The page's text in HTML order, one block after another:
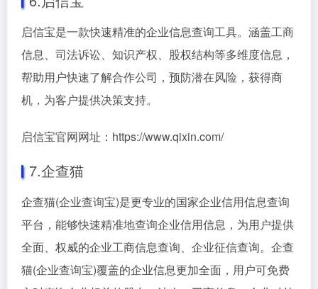
启信宝是一款快速精准的企业信息查询工具。涵盖工商
信息、司法诉讼、知识产权、股权结构等多维度信息，
帮助用户快速了解合作公司，预防潜在风险，获得商
机，为客户提供决策支持。
启信宝官网网址：https://www.qixin.com/
7.企查猫
企查猫(企业查询宝)是更专业的国家企业信用信息查询
平台，能够快速精准地查询企业信用信息，为用户提供
全面、权威的企业工商信息查询、企业征信查询。企查
猫(企业查询宝)覆盖的企业信息更加全面，用户可免费